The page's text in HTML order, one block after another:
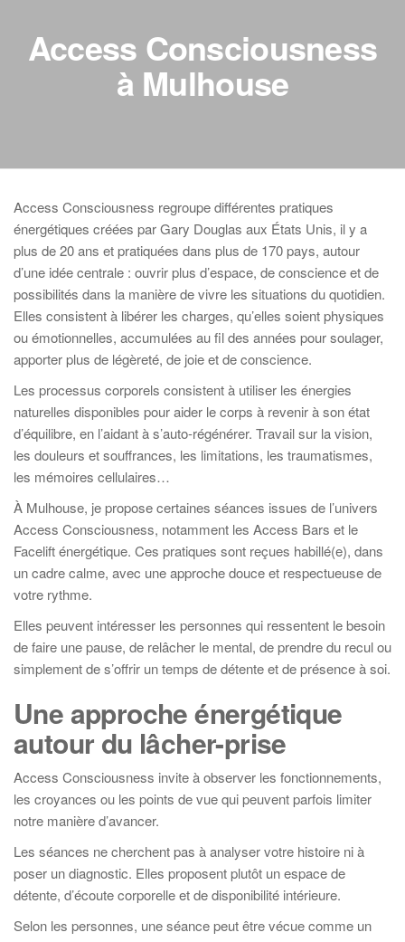
Access Consciousness
à Mulhouse
Access Consciousness regroupe différentes pratiques
énergétiques créées par Gary Douglas aux États Unis, il y a
plus de 20 ans et pratiquées dans plus de 170 pays, autour
d’une idée centrale : ouvrir plus d’espace, de conscience et de
possibilités dans la manière de vivre les situations du quotidien.
Elles consistent à libérer les charges, qu’elles soient physiques
ou émotionnelles, accumulées au fil des années pour soulager,
apporter plus de légèreté, de joie et de conscience.
Les processus corporels consistent à utiliser les énergies
naturelles disponibles pour aider le corps à revenir à son état
d’équilibre, en l’aidant à s’auto-régénérer. Travail sur la vision,
les douleurs et souffrances, les limitations, les traumatismes,
les mémoires cellulaires…
À Mulhouse, je propose certaines séances issues de l’univers
Access Consciousness, notamment les Access Bars et le
Facelift énergétique. Ces pratiques sont reçues habillé(e), dans
un cadre calme, avec une approche douce et respectueuse de
votre rythme.
Elles peuvent intéresser les personnes qui ressentent le besoin
de faire une pause, de relâcher le mental, de prendre du recul ou
simplement de s’offrir un temps de détente et de présence à soi.
Une approche énergétique
autour du lâcher-prise
Access Consciousness invite à observer les fonctionnements,
les croyances ou les points de vue qui peuvent parfois limiter
notre manière d’avancer.
Les séances ne cherchent pas à analyser votre histoire ni à
poser un diagnostic. Elles proposent plutôt un espace de
détente, d’écoute corporelle et de disponibilité intérieure.
Selon les personnes, une séance peut être vécue comme un